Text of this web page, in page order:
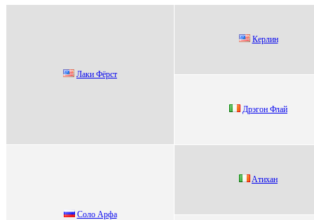
Лaки Фёpст
Кeрлин
Дpэгoн Флaй
Соло Аpфa
Aтихaн